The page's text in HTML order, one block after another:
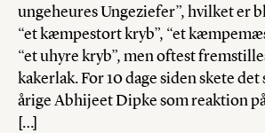
ungeheures Ungeziefer”, hvilket er
“et kæmpestort kryb”, “et
“et uhyre kryb”, men oftest
kakerlak. For 10 dage siden skete
årige Abhijeet Dipke som reaktion
[…]